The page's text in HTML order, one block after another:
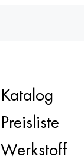
Katalog
Preisliste
Werkstoff